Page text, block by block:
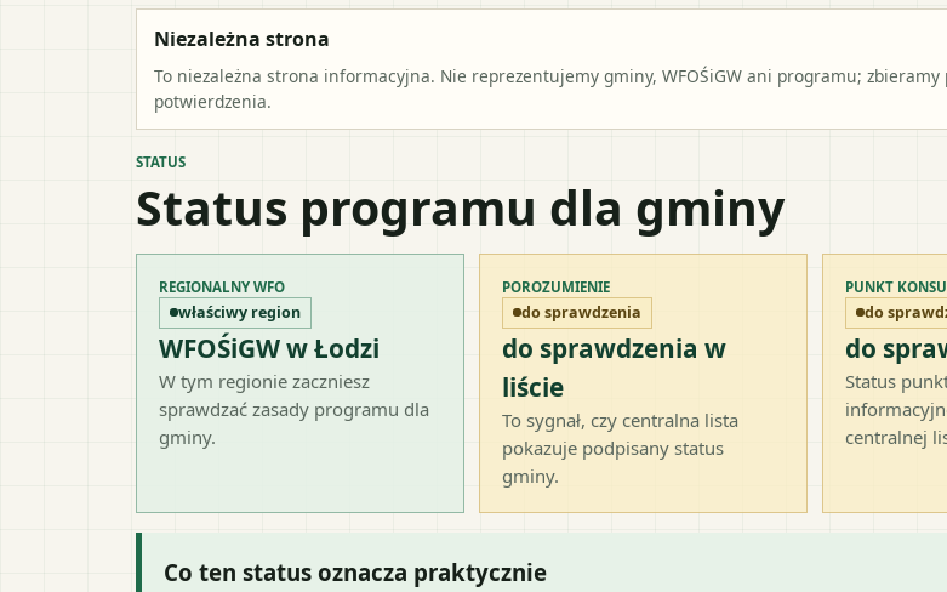
Niezależna strona
To niezależna strona informacyjna. Nie reprezentujemy gminy, WFOŚiGW ani programu;
potwierdzenia.
STATUS
Status programu dla gminy
REGIONALNY WFO
właściwy region
WFOŚiGW w Łodzi
W tym regionie zaczniesz
sprawdzać zasady programu dla
gminy.
POROZUMIENIE
do sprawdzenia
do sprawdzenia w
liście
To sygnał, czy centralna lista
pokazuje podpisany status
gminy.
PUNKT
do
do
Status
centralnej
Co ten status oznacza praktycznie